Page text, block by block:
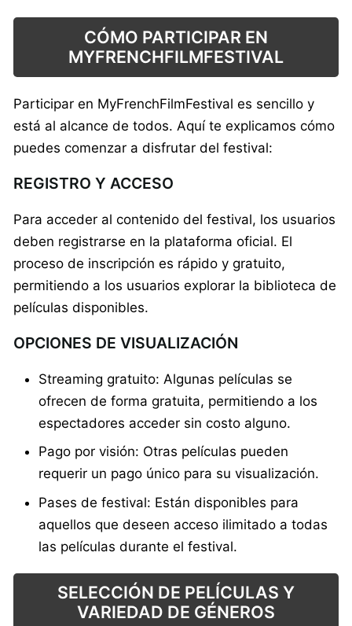
CÓMO PARTICIPAR EN
MYFRENCHFILMFESTIVAL
Participar en MyFrenchFilmFestival es sencillo y
está al alcance de todos. Aquí te explicamos cómo
puedes comenzar a disfrutar del festival:
REGISTRO Y ACCESO
Para acceder al contenido del festival, los usuarios
deben registrarse en la plataforma oficial. El
proceso de inscripción es rápido y gratuito,
permitiendo a los usuarios explorar la biblioteca de
películas disponibles.
OPCIONES DE VISUALIZACIÓN
Streaming gratuito: Algunas películas se
ofrecen de forma gratuita, permitiendo a los
espectadores acceder sin costo alguno.
Pago por visión: Otras películas pueden
requerir un pago único para su visualización.
Pases de festival: Están disponibles para
aquellos que deseen acceso ilimitado a todas
las películas durante el festival.
SELECCIÓN DE PELÍCULAS Y
VARIEDAD DE GÉNEROS